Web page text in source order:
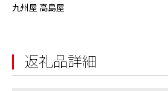
九州屋 高島屋
返礼品詳細